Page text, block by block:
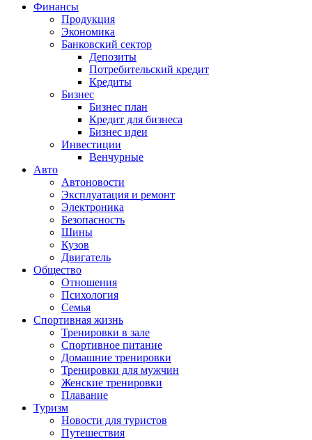
Финансы
Продукция
Экономика
Банковский сектор
Депозиты
Потребительский кредит
Кредиты
Бизнес
Бизнес план
Кредит для бизнеса
Бизнес идеи
Инвестиции
Венчурные
Авто
Автоновости
Эксплуатация и ремонт
Электроника
Безопасность
Шины
Кузов
Двигатель
Общество
Отношения
Психология
Семья
Спортивная жизнь
Тренировки в зале
Спортивное питание
Домашние тренировки
Тренировки для мужчин
Женские тренировки
Плавание
Туризм
Новости для туристов
Путешествия